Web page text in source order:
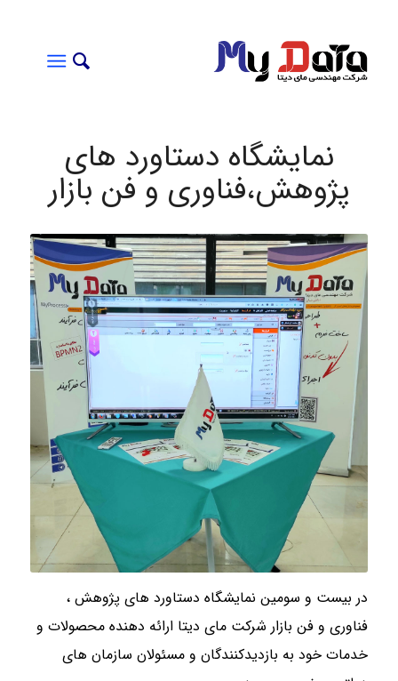
نمایشگاه دستاورد های
پژوهش،فناوری و فن بازار
در بیست و سومین نمایشگاه دستاورد های پژوهش ،
فناوری و فن بازار شرکت مای دیتا ارائه دهنده محصولات و
خدمات خود به بازدیدکنندگان و مسئولان سازمان های